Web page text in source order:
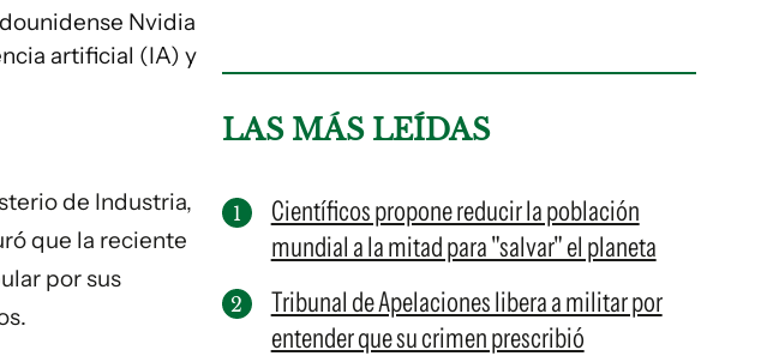
Nvidia
artificial (IA) y
de Industria,
que la reciente
por sus
LAS MÁS LEÍDAS
Científicos propone reducir la población
mundial a la mitad para "salvar" el planeta
Tribunal de Apelaciones libera a militar por
entender que su crimen prescribió